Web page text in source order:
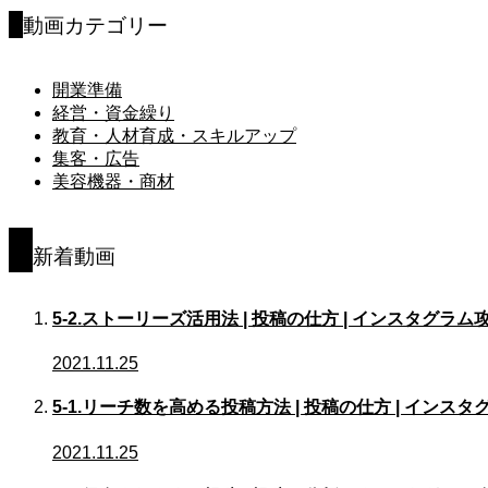
動画カテゴリー
開業準備
経営・資金繰り
教育・人材育成・スキルアップ
集客・広告
美容機器・商材
新着動画
5-2.ストーリーズ活用法 | 投稿の仕方 | インスタグラム
2021.11.25
5-1.リーチ数を高める投稿方法 | 投稿の仕方 | インスタ
2021.11.25